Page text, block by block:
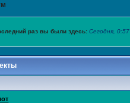
раз вы были здесь:Сегодня, 0:57